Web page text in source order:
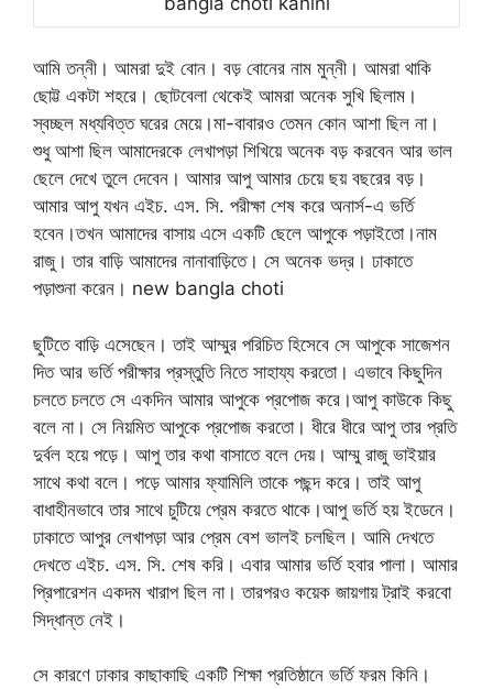
আমি তন্নী। আমরা দুই বোন। বড় বোনের নাম মুন্নী। আমরা থাকি
ছোট্ট একটা শহরে। ছোটবেলা থেকেই আমরা অনেক সুখি ছিলাম।
স্বচ্ছল মধ্যবিত্ত ঘরের মেয়ে।মা-বাবারও তেমন কোন আশা ছিল না।
শুধু আশা ছিল আমাদেরকে লেখাপড়া শিখিয়ে অনেক বড় করবেন আর ভাল
ছেলে দেখে তুলে দেবেন। আমার আপু আমার চেয়ে ছয় বছরের বড়।
আমার আপু যখন এইচ. এস. সি. পরীক্ষা শেষ করে অনার্স-এ ভর্তি
হবেন।তখন আমাদের বাসায় এসে একটি ছেলে আপুকে পড়াইতো।নাম
রাজু। তার বাড়ি আমাদের নানাবাড়িতে। সে অনেক ভদ্র। ঢাকাতে
পড়াশুনা করেন। new bangla choti
ছুটিতে বাড়ি এসেছেন। তাই আম্মুর পরিচিত হিসেবে সে আপুকে সাজেশন
দিত আর ভর্তি পরীক্ষার প্রস্তুতি নিতে সাহায্য করতো। এভাবে কিছুদিন
চলতে চলতে সে একদিন আমার আপুকে প্রপোজ করে।আপু কাউকে কিছু
বলে না। সে নিয়মিত আপুকে প্রপোজ করতো। ধীরে ধীরে আপু তার প্রতি
দুর্বল হয়ে পড়ে। আপু তার কথা বাসাতে বলে দেয়। আম্মু রাজু ভাইয়ার
সাথে কথা বলে। পড়ে আমার ফ্যামিলি তাকে পছন্দ করে। তাই আপু
বাধাহীনভাবে তার সাথে চুটিয়ে প্রেম করতে থাকে।আপু ভর্তি হয় ইডেনে।
ঢাকাতে আপুর লেখাপড়া আর প্রেম বেশ ভালই চলছিল। আমি দেখতে
দেখতে এইচ. এস. সি. শেষ করি। এবার আমার ভর্তি হবার পালা। আমার
প্রিপারেশন একদম খারাপ ছিল না। তারপরও কয়েক জায়গায় ট্রাই করবো
সিদ্ধান্ত নেই।
সে কারণে ঢাকার কাছাকাছি একটি শিক্ষা প্রতিষ্ঠানে ভর্তি ফরম কিনি।